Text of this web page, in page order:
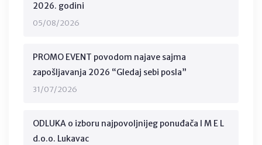
2026. godini
05/08/2026
PROMO EVENT povodom najave sajma
zapošljavanja 2026 “Gledaj sebi posla”
31/07/2026
ODLUKA o izboru najpovoljnijeg ponuđača I M E L
d.o.o. Lukavac